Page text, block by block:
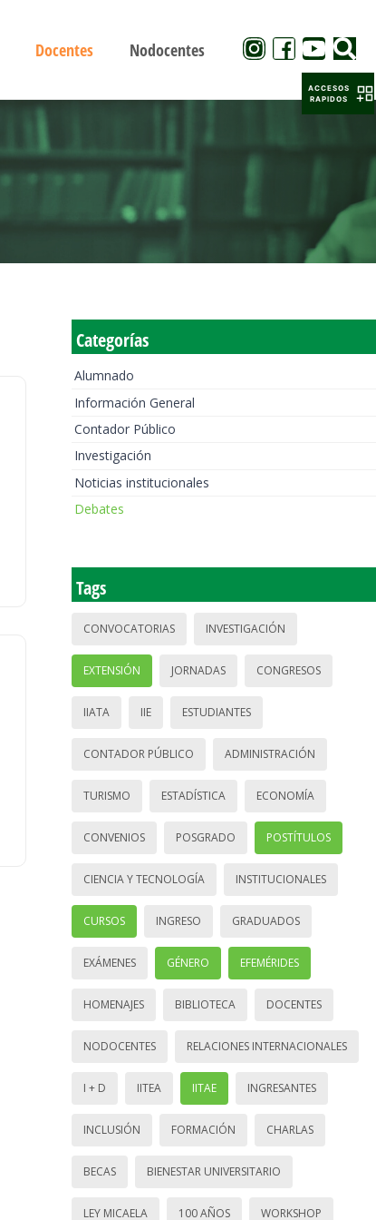
Docentes Nodocentes
Categorías
Alumnado
Información General
Contador Público
Investigación
Noticias institucionales
Debates
Tags
CONVOCATORIAS INVESTIGACIÓN
EXTENSIÓN JORNADAS CONGRESOS
IIATA IIE ESTUDIANTES
CONTADOR PÚBLICO ADMINISTRACIÓN
TURISMO ESTADÍSTICA ECONOMÍA
CONVENIOS POSGRADO POSTÍTULOS
CIENCIA Y TECNOLOGÍA INSTITUCIONALES
CURSOS INGRESO GRADUADOS
EXÁMENES GÉNERO EFEMÉRIDES
HOMENAJES BIBLIOTECA DOCENTES
NODOCENTES RELACIONES INTERNACIONALES
I + D IITEA IITAE INGRESANTES
INCLUSIÓN FORMACIÓN CHARLAS
BECAS BIENESTAR UNIVERSITARIO
LEY MICAELA 100 AÑOS WORKSHOP
ACCESOS
RAPIDOS